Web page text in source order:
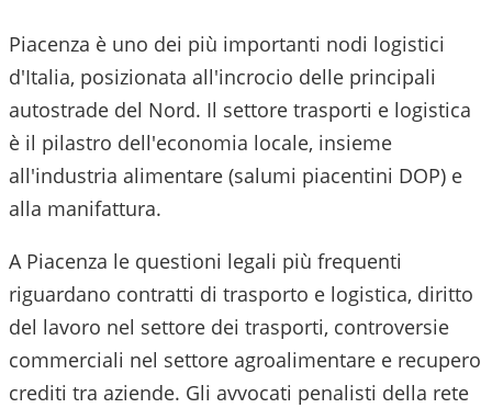
Piacenza è uno dei più importanti nodi logistici
d'Italia, posizionata all'incrocio delle principali
autostrade del Nord. Il settore trasporti e logistica
è il pilastro dell'economia locale, insieme
all'industria alimentare (salumi piacentini DOP) e
alla manifattura.
A Piacenza le questioni legali più frequenti
riguardano contratti di trasporto e logistica, diritto
del lavoro nel settore dei trasporti, controversie
commerciali nel settore agroalimentare e recupero
crediti tra aziende. Gli avvocati penalisti della rete